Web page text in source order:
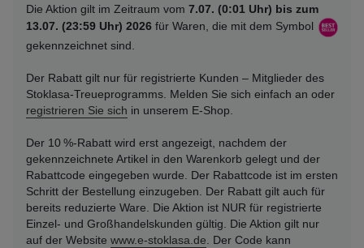
Die Aktion gilt im Zeitraum vom 7.07. (0:01 Uhr) bis zum
13.07. (23:59 Uhr) 2026 für Waren, die mit dem Symbol
gekennzeichnet sind.
Der Rabatt gilt nur für registrierte Kunden – Mitglieder des
Stoklasa-Treueprogramms. Melden Sie sich einfach an oder
registrieren Sie sich in unserem E-Shop.
Der 10 %-Rabatt wird erst angezeigt, nachdem der
gekennzeichnete Artikel in den Warenkorb gelegt und der
Rabattcode eingegeben wurde. Der Rabattcode ist im ersten
Schritt der Bestellung einzugeben. Der Rabatt gilt auch für
bereits reduzierte Ware. Die Aktion ist NUR für registrierte
Einzel- und Großhandelskunden gültig. Die Aktion gilt nur
auf der Website www.e-stoklasa.de . Der Code kann